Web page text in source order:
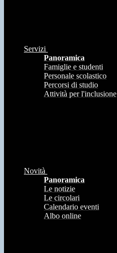
Servizi
Panoramica
Famiglie e studenti
Personale scolastico
Percorsi di studio
Attività per l'inclusione
Novità
Panoramica
Le notizie
Le circolari
Calendario eventi
Albo online